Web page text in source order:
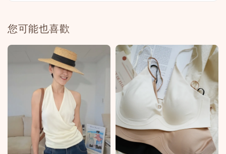
您可能也喜歡